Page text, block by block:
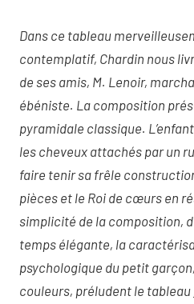
Dans ce tableau
contemplatif, Chardin nous
de ses amis, M. Lenoir,
ébéniste. La composition
pyramidale classique.
les cheveux attachés par un
faire tenir sa frêle
pièces et le Roi de cœurs en
simplicité de la composition,
temps élégante, la
psychologique du petit
couleurs, préludent le tableau